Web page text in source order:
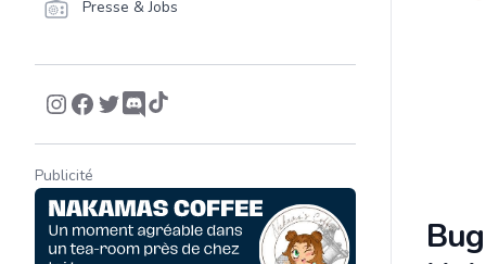
Presse & Jobs
Publicité